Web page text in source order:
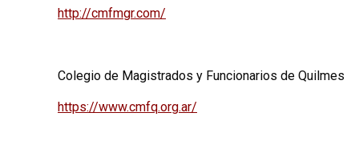
http://cmfmgr.com/
Colegio de Magistrados y Funcionarios de Quilmes
https://www.cmfq.org.ar/